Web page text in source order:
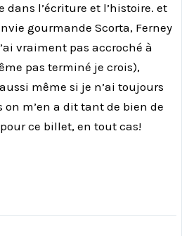
l’écriture et l’histoire. et
gourmande Scorta, Ferney
vraiment pas accroché à
pas terminé je crois),
même si je n’ai toujours
on m’en a dit tant de bien de
ce billet, en tout cas!